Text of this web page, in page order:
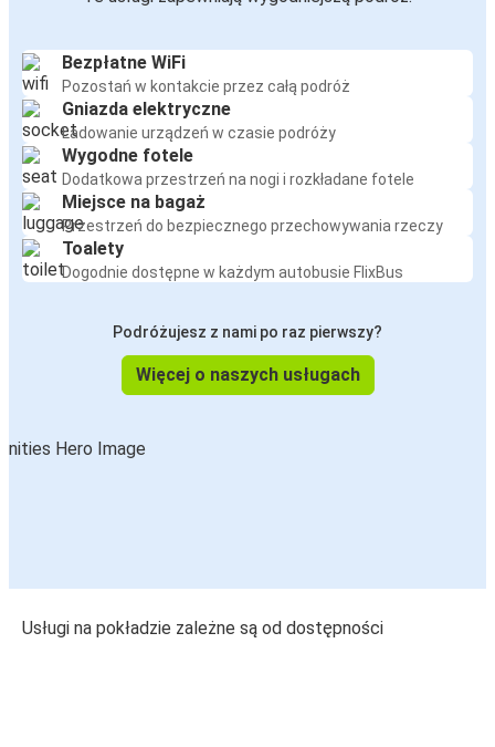
Bezpłatne WiFi
Pozostań w kontakcie przez całą podróż
Gniazda elektryczne
Ładowanie urządzeń w czasie podróży
Wygodne fotele
Dodatkowa przestrzeń na nogi i rozkładane fotele
Miejsce na bagaż
Przestrzeń do bezpiecznego przechowywania rzeczy
Toalety
Dogodnie dostępne w każdym autobusie FlixBus
Podróżujesz z nami po raz pierwszy?
Więcej o naszych usługach
Usługi na pokładzie zależne są od dostępności